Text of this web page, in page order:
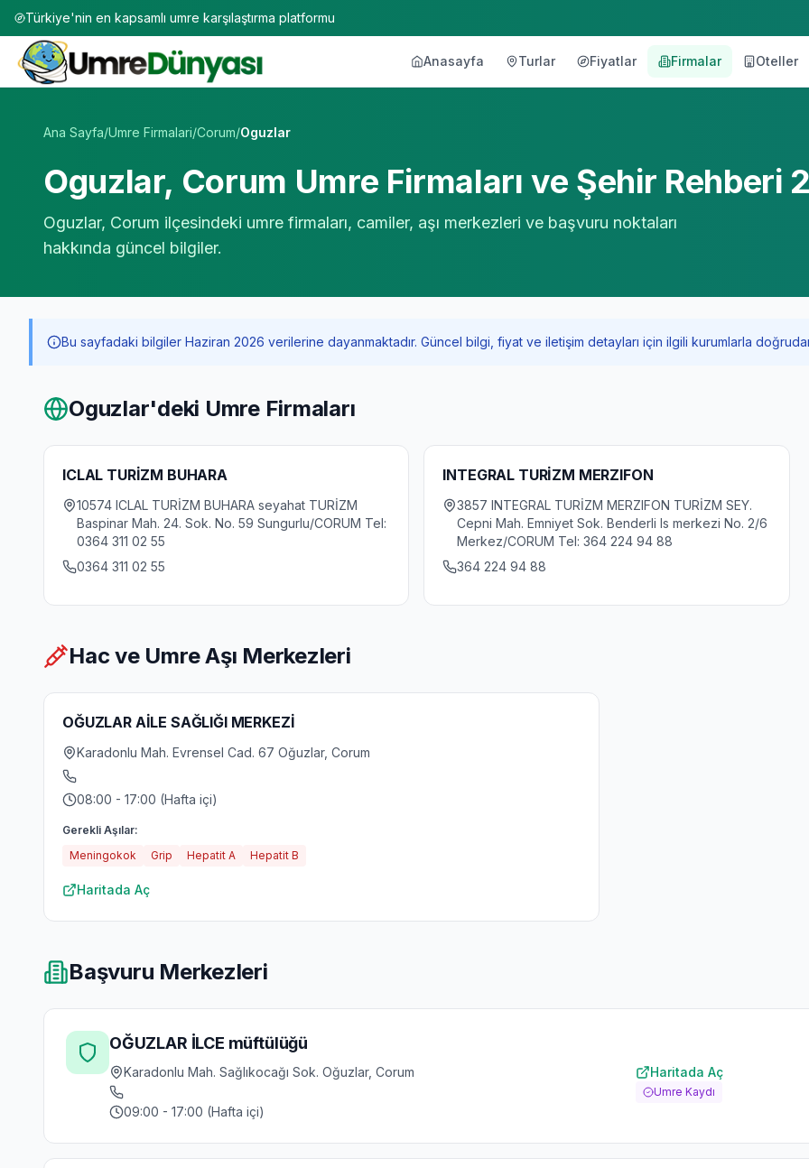
Türkiye'nin en kapsamlı umre karşılaştırma platformu
Anasayfa Turlar Fiyatlar Firmalar Oteller
Ana Sayfa/Umre Firmalari/Corum/Oguzlar
Oguzlar, Corum Umre Firmaları ve Şehir Rehberi
Oguzlar, Corum ilçesindeki umre firmaları, camiler, aşı merkezleri ve başvuru noktaları
hakkında güncel bilgiler.
Bu sayfadaki bilgiler Haziran 2026 verilerine dayanmaktadır. Güncel bilgi, fiyat ve iletişim detayları için ilgili kurumlarla
Oguzlar'deki Umre Firmaları
ICLAL TURİZM BUHARA
10574 ICLAL TURİZM BUHARA seyahat TURİZM
Baspinar Mah. 24. Sok. No. 59 Sungurlu/CORUM Tel:
0364 311 02 55
0364 311 02 55
INTEGRAL TURİZM MERZIFON
3857 INTEGRAL TURİZM MERZIFON TURİZM SEY.
Cepni Mah. Emniyet Sok. Benderli Is merkezi No. 2/6
Merkez/CORUM Tel: 364 224 94 88
364 224 94 88
Hac ve Umre Aşı Merkezleri
OĞUZLAR AİLE SAĞLIĞI MERKEZİ
Karadonlu Mah. Evrensel Cad. 67 Oğuzlar, Corum
08:00 - 17:00 (Hafta içi)
Gerekli Aşılar:
Meningokok
Grip Hepatit A Hepatit B
Haritada Aç
Başvuru Merkezleri
OĞUZLAR İLCE müftülüğü
Karadonlu Mah. Sağlıkocağı Sok. Oğuzlar, Corum
09:00 - 17:00 (Hafta içi)
Haritada Aç
Umre Kaydı